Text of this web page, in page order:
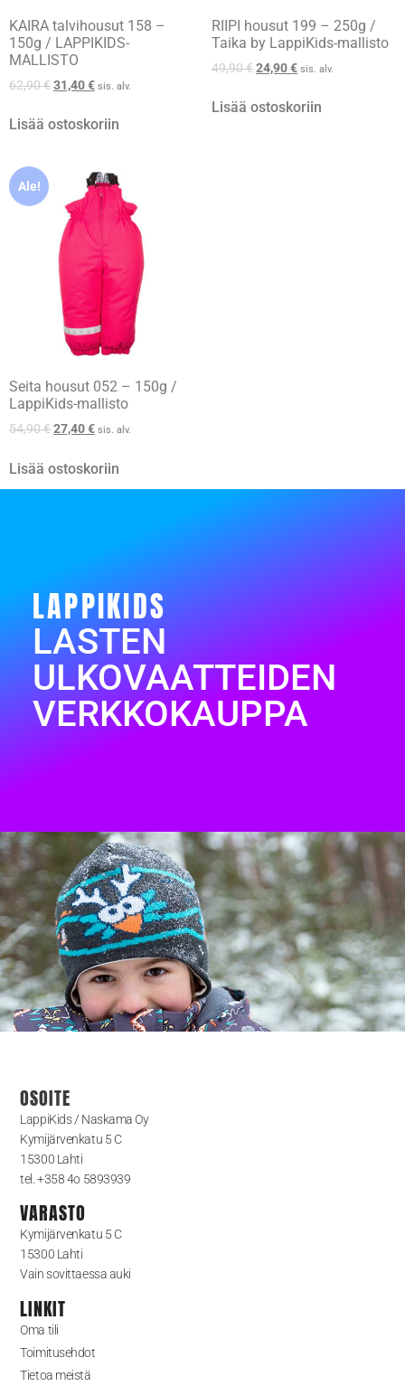
KAIRA talvihousut 158 –
150g / LAPPIKIDS-
MALLISTO
62,90€31,40€ sis. alv.
Lisää ostoskoriin
RIIPI housut 199 – 250g /
Taika by LappiKids-mallisto
49,90€24,90€ sis. alv.
Lisää ostoskoriin
Ale!
Seita housut 052 – 150g /
LappiKids-mallisto
54,90€27,40€ sis. alv.
Lisää ostoskoriin
LAPPIKIDS
LASTEN
ULKOVAATTEIDEN
VERKKOKAUPPA
OSOITE
LappiKids / Naskama Oy
Kymijärvenkatu 5 C
15300 Lahti
tel. +358 4o 5893939
VARASTO
Kymijärvenkatu 5 C
15300 Lahti
Vain sovittaessa auki
LINKIT
Oma tili
Toimitusehdot
Tietoa meistä